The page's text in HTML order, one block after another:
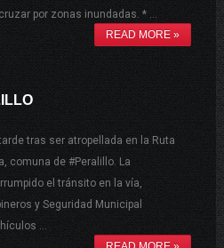
por zonas inundadas. * …
READ MORE »
tras ser atropellada en la Ruta
comuna de #Peralillo. La
el tránsito en la vía,
y Seguridad Municipal
…